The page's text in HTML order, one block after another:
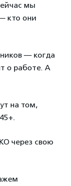
мы
кто они
— когда
о работе. А
на том,
через свою